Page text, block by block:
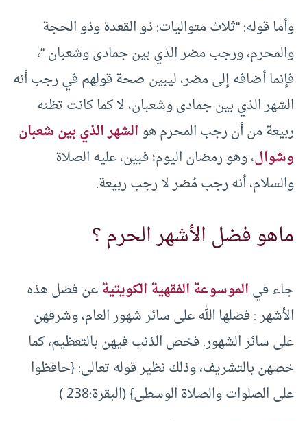
وأما قوله: “ثلاث متواليات: ذو القعدة وذو الحجة
والمحرم، ورجب مضر الذي بين جمادى وشعبان “،
فإنما أضافه إلى مضر، ليبين صحة قولهم في رجب أنه
الشهر الذي بين جمادى وشعبان، لا كما كانت تظنه
ربيعة من أن رجب المحرم هوالشهر الذي بين شعبان
وشوال، وهو رمضان اليوم؛ فبين، عليه الصلاة
والسلام، أنه رجب مُضر لا رجب ربيعة.
ماهو فضل الأشهر الحرم ؟
جاء فيالموسوعة الفقهية الكويتيةعن فضل هذه
الأشهر : فضلها الله على سائر شهور العام، وشرفهن
على سائر الشهور. فخص الذنب فيهن بالتعظيم، كما
خصهن بالتشريف، وذلك نظير قوله تعالى: {حافظوا
على الصلوات والصلاة الوسطى} (البقرة:238 )